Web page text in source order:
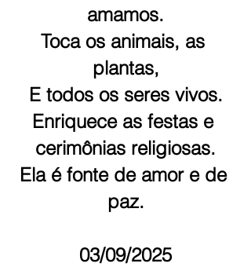
amamos.
Toca os animais, as
plantas,
E todos os seres vivos.
Enriquece as festas e
cerimônias religiosas.
Ela é fonte de amor e de
paz.
03/09/2025